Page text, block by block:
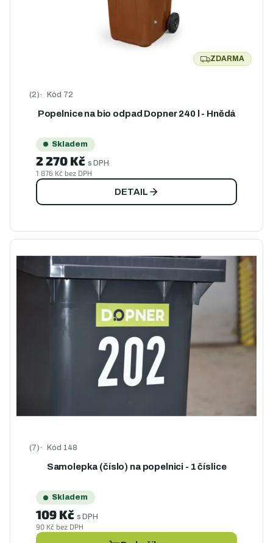
ZDARMA
ZDARMA
Popelnice na bio odpad Dopner 240 l - Hnědá
Průměrné hodnocení produktu je 5,0 z 5 hvězdiček.
Kód 72
Skladem
1 876 Kč bez DPH
2 270 Kč s DPH
DETAIL
Samolepka (číslo) na popelnici - 1 číslice
Průměrné hodnocení produktu je 4,6 z 5 hvězdiček.
Kód 148
Skladem
90 Kč bez DPH
109 Kč s DPH